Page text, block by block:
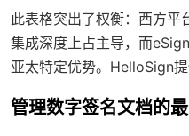
此表格突出了权衡：西方
集成深度上占主导，而
亚太特定优势。HelloSign提
管理数字签名文档的